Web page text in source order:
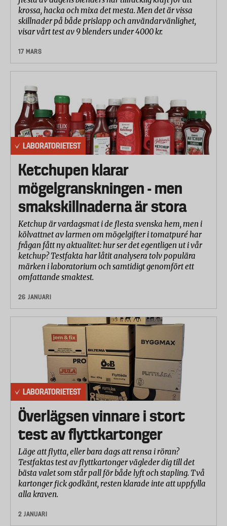
krossa, hacka och mixa det mesta. Men det är vissa
skillnader på både prislapp och användarvänlighet,
visar vårt test av 9 blenders under 4000 kr.
17 MARS
LABORATORIETEST
Ketchupen klarar
mögelgranskningen - men
smakskillnaderna är stora
Ketchup är vardagsmat i de flesta svenska hem, men i
kölvattnet av larmen om mögelgifter i tomatpuré har
frågan fått ny aktualitet: hur ser det egentligen ut i vår
ketchup? Testfakta har låtit analysera tolv populära
märken i laboratorium och samtidigt genomfört ett
omfattande smaktest.
26 JANUARI
LABORATORIETEST
Överlägsen vinnare i stort
test av flyttkartonger
Läge att flytta, eller bara dags att rensa i röran?
Testfaktas test av flyttkartonger vägleder dig till det
bästa valet som står pall för både lyft och stapling. Två
kartonger fick godkänt, resten klarade inte att uppfylla
alla kraven.
2 JANUARI